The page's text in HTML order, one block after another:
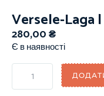
Versele-Laga
280,00₴
Є в наявності